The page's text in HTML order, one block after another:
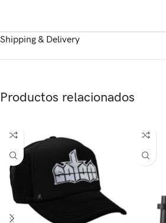
Shipping & Delivery
Productos relacionados